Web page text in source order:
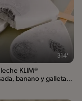
314'
KLIM®
banano y galleta